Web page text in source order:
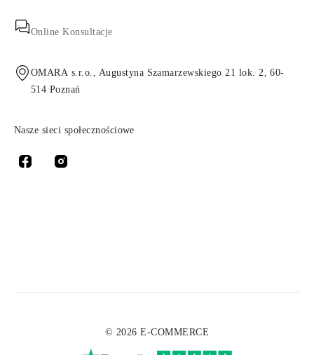
Online Konsultacje
OMARA s.r.o., Augustyna Szamarzewskiego 21 lok. 2, 60-
514 Poznań
Nasze sieci społecznościowe
© 2026 E-COMMERCE